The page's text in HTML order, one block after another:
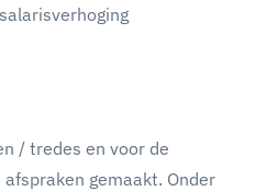
/ tredes en voor de
gemaakt. Onder